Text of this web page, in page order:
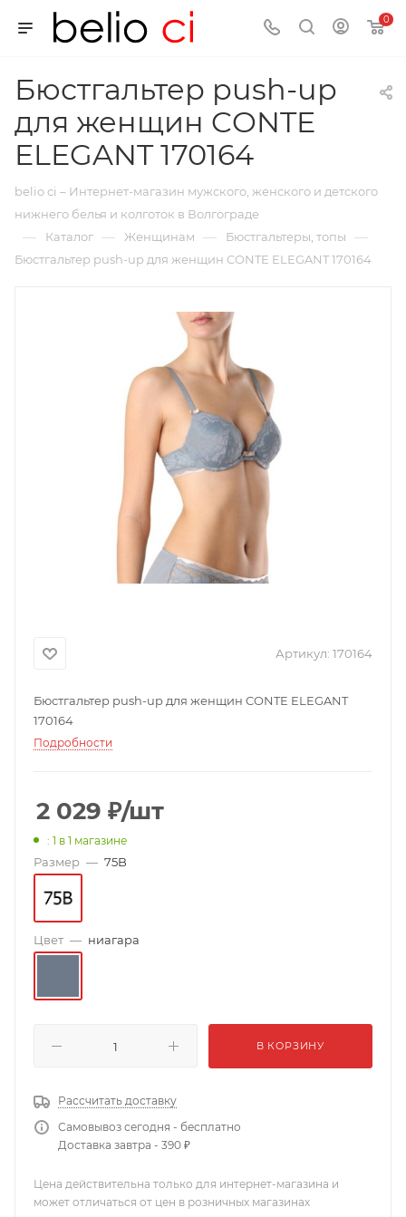
0
Бюстгальтер push-up
для женщин CONTE
ELEGANT 170164
belio ci – Интернет-магазин мужского, женского и детского
нижнего белья и колготок в Волгограде
— Каталог — Женщинам — Бюстгальтеры, топы —
Бюстгальтер push-up для женщин CONTE ELEGANT 170164
Артикул: 170164
Бюстгальтер push-up для женщин CONTE ELEGANT
170164
Подробности
2 029 ₽/шт
: 1 в 1 магазине
Размер — 75B
Цвет — ниагара
В КОРЗИНУ
Рассчитать доставку
Самовывоз сегодня - бесплатно
Доставка завтра - 390 ₽
Цена действительна только для интернет-магазина и
может отличаться от цен в розничных магазинах